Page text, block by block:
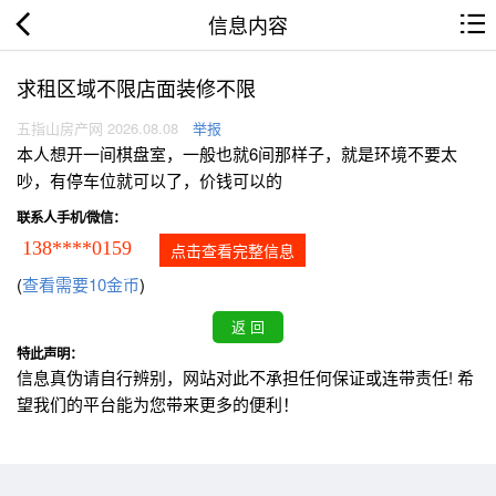
信息内容
求租区域不限店面装修不限
五指山房产网 2026.08.08 举报
本人想开一间棋盘室，一般也就6间那样子，就是环境不要太
吵，有停车位就可以了，价钱可以的
联系人手机/微信：
138****0159 点击查看完整信息
(查看需要10金币)
特此声明：
信息真伪请自行辨别，网站对此不承担任何保证或连带责任! 希
望我们的平台能为您带来更多的便利！